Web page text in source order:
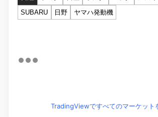
SUBARU
日野 ヤマハ発動機
TradingViewですべてのマーケット